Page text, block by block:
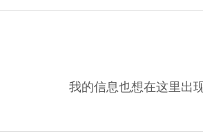
我的信息也想在这里出